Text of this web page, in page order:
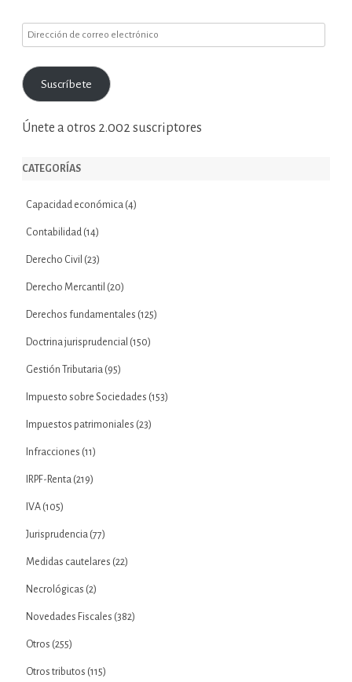
Dirección
correo
electrónico
Suscríbete
Únete a otros 2.002 suscriptores
CATEGORÍAS
Capacidad económica (4)
Contabilidad (14)
Derecho Civil (23)
Derecho Mercantil (20)
Derechos fundamentales (125)
Doctrina jurisprudencial (150)
Gestión Tributaria (95)
Impuesto sobre Sociedades (153)
Impuestos patrimoniales (23)
Infracciones (11)
IRPF-Renta (219)
IVA (105)
Jurisprudencia (77)
Medidas cautelares (22)
Necrológicas (2)
Novedades Fiscales (382)
Otros (255)
Otros tributos (115)